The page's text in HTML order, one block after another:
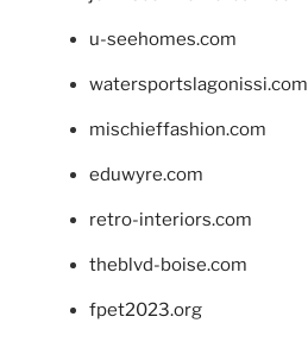
u-seehomes.com
watersportslagonissi.com
mischieffashion.com
eduwyre.com
retro-interiors.com
theblvd-boise.com
fpet2023.org